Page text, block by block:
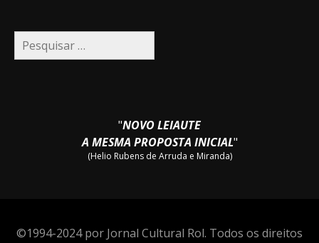
Pesquisar
por:
"NOVO LEIAUTE
A MESMA PROPOSTA INICIAL"
(Helio Rubens de Arruda e Miranda)
©1994-2024 por Jornal Cultural Rol. Todos os direitos